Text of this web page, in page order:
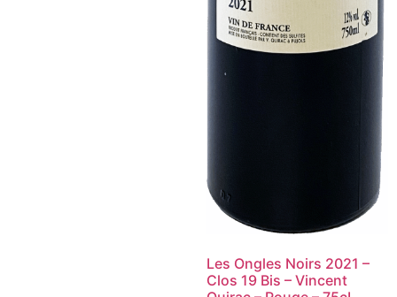
Les Ongles Noirs 2021 –
Clos 19 Bis – Vincent